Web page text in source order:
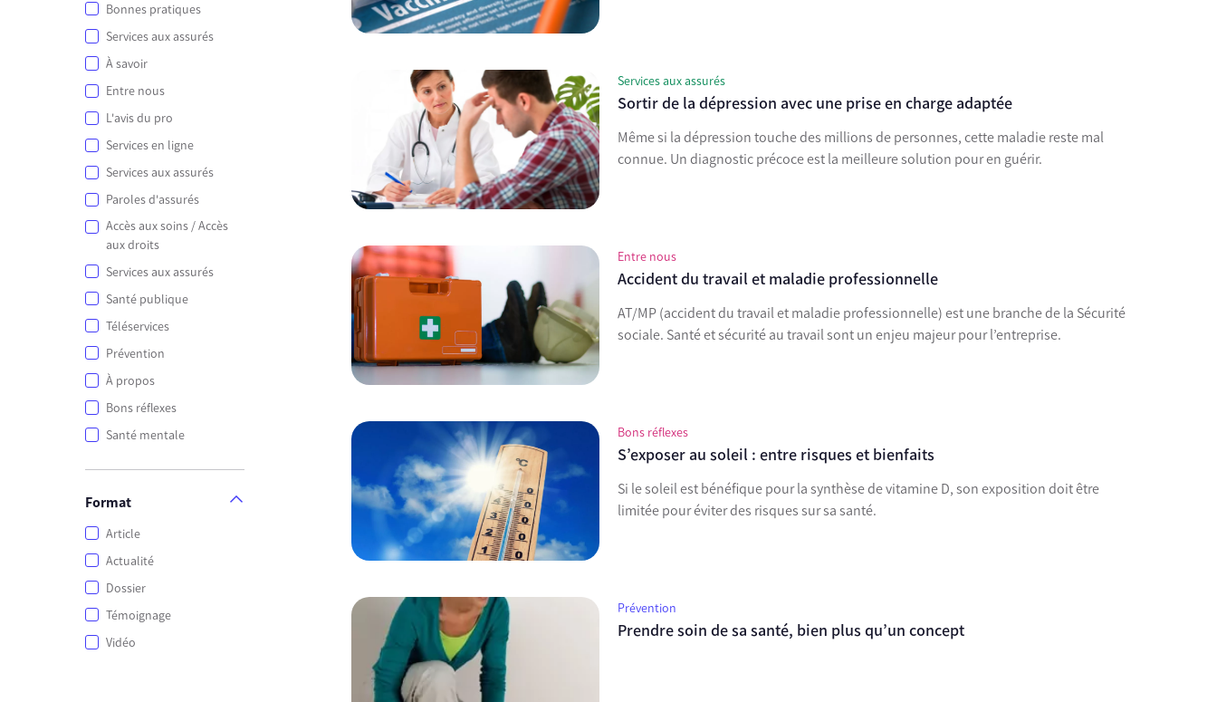
Bonnes pratiques
Services aux assurés
À savoir
Entre nous
L'avis du pro
Services en ligne
Services aux assurés
Paroles d'assurés
Accès aux soins / Accès
aux droits
Services aux assurés
Santé publique
Téléservices
Prévention
À propos
Bons réflexes
Santé mentale
Format
Article
Actualité
Dossier
Témoignage
Vidéo
Services aux assurés
Sortir de la dépression avec une prise en charge adaptée
Même si la dépression touche des millions de personnes, cette maladie reste mal
connue. Un diagnostic précoce est la meilleure solution pour en guérir.
Entre nous
Accident du travail et maladie professionnelle
AT/MP (accident du travail et maladie professionnelle) est une branche de la Sécurité
sociale. Santé et sécurité au travail sont un enjeu majeur pour l’entreprise.
Bons réflexes
S’exposer au soleil : entre risques et bienfaits
Si le soleil est bénéfique pour la synthèse de vitamine D, son exposition doit être
limitée pour éviter des risques sur sa santé.
Prévention
Prendre soin de sa santé, bien plus qu’un concept